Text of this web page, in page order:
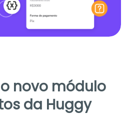
novo módulo
da Huggy